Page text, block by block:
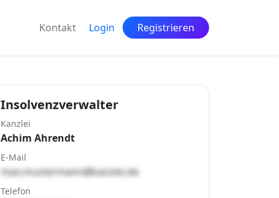
Kontakt Login Registrieren
Insolvenzverwalter
Kanzlei
Achim Ahrendt
E-Mail
max.mustermann@kanzlei.de
Telefon